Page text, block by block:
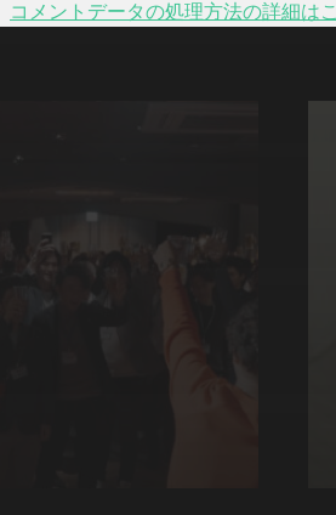
コメントデータの処理方法の詳細は